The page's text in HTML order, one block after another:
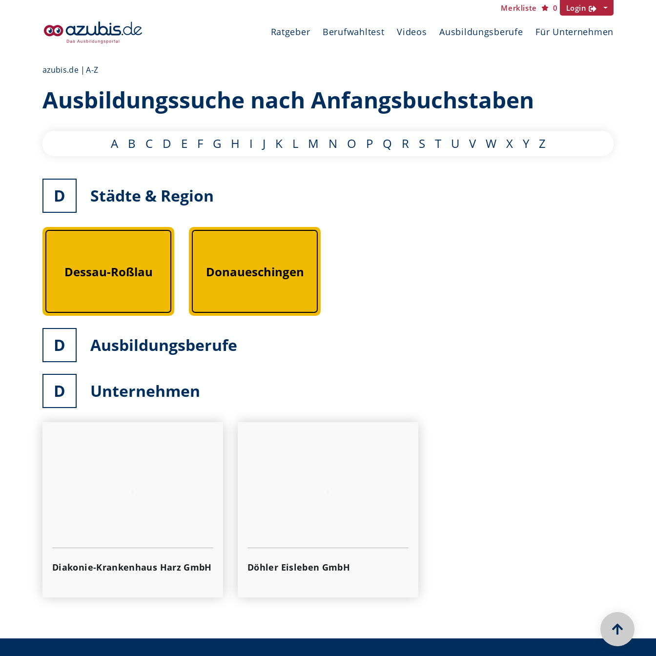
Merkliste 0 Login
Ratgeber Berufwahltest Videos Ausbildungsberufe Für Unternehmen
azubis.de A-Z
Ausbildungssuche nach Anfangsbuchstaben
A B C D E F G H I J K L M N O P Q R S T U V W X Y Z
D Städte & Region
Dessau-Roßlau Donaueschingen
D Ausbildungsberufe
D Unternehmen
Diakonie-Krankenhaus Harz GmbH Döhler Eisleben GmbH